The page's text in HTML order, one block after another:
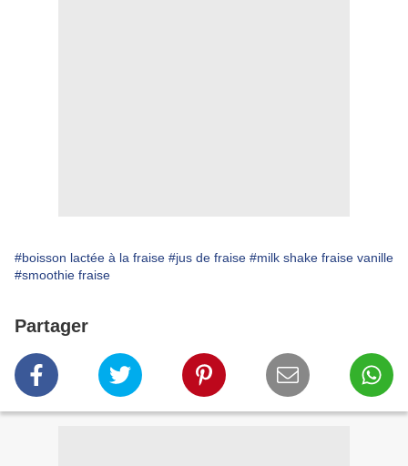
#boisson lactée à la fraise #jus de fraise #milk shake fraise vanille
#smoothie fraise
Partager